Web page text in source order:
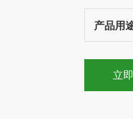
产品用
立